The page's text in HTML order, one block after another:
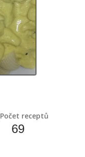
Počet receptů
69